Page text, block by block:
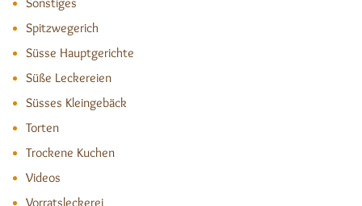
Spitzwegerich
Süsse Hauptgerichte
Süße Leckereien
Süsses Kleingebäck
Torten
Trockene Kuchen
Videos
Vorratsleckerei